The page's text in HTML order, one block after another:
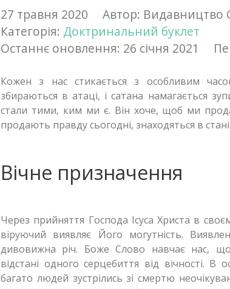
27 травня 2020 Автор: Видавництво
Категорія: Доктринальний буклет
Останнє оновлення: 26 січня 2021
Кожен з нас стикається з особливим
збираються в атаці, і сатана намагається
стали тими, ким ми є. Він хоче, щоб ми
продають правду сьогодні, знаходяться в
Вічне призначення
Через прийняття Господа Ісуса Христа в
віруючий виявляє Його могутність.
дивовижна річ. Боже Слово навчає нас,
відстані одного серцебиття від вічності. В
багато людей зустрілись зі смертю